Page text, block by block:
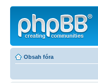
Obsah fóra